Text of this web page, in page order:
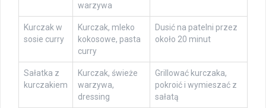
warzywa
Kurczak w
sosie curry
Kurczak, mleko
kokosowe, pasta
curry
Dusić na patelni przez
około 20 minut
Sałatka z
kurczakiem
Kurczak, świeże
warzywa,
dressing
Grillować kurczaka,
pokroić i wymieszać z
sałatą